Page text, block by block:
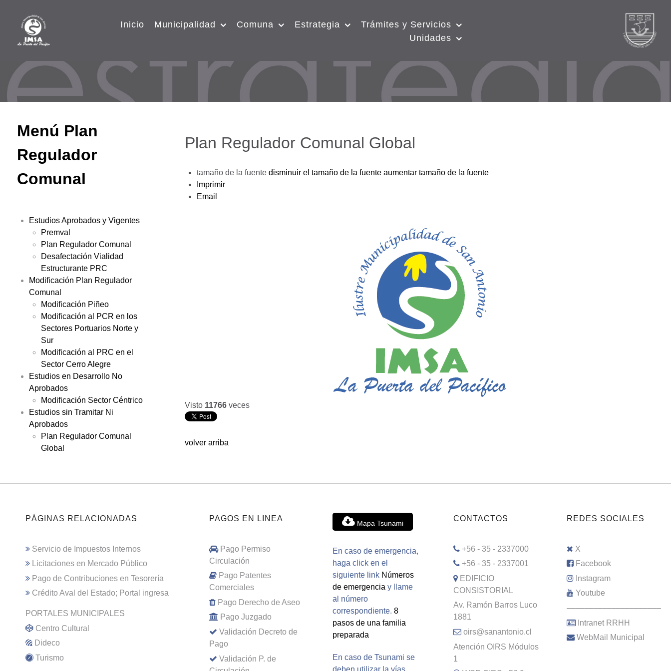
Inicio Municipalidad Comuna Estrategia
Trámites y Servicios
Unidades
Menú Plan
Regulador
Comunal
Estudios Aprobados y Vigentes
Premval
Plan Regulador Comunal
Desafectación Vialidad
Estructurante PRC
Modificación Plan Regulador
Comunal
Modificación Piñeo
Modificación al PCR en los
Sectores Portuarios Norte y
Sur
Modificación al PRC en el
Sector Cerro Alegre
Estudios en Desarrollo No
Aprobados
Modificación Sector Céntrico
Estudios sin Tramitar Ni
Aprobados
Plan Regulador Comunal
Global
Plan Regulador Comunal Global
tamaño de la fuente disminuir el tamaño de la fuente aumentar tamaño de la fuente
Imprimir
Email
Visto 11766 veces
volver arriba
PÁGINAS RELACIONADAS
Servicio de Impuestos Internos
Licitaciones en Mercado Público
Pago de Contribuciones en Tesorería
Crédito Aval del Estado; Portal ingresa
PORTALES MUNICIPALES
Centro Cultural
Dideco
Turismo
PAGOS EN LINEA
Pago Permiso
Circulación
Pago Patentes
Comerciales
Pago Derecho de Aseo
Pago Juzgado
Validación Decreto de
Pago
Validación P. de
Mapa Tsunami
En caso de emergencia,
haga click en el
siguiente link Números
de emergencia y llame
al número
correspondiente. 8
pasos de una familia
preparada
En caso de Tsunami se
deben utilizar la vías
CONTACTOS
+56 - 35 - 2337000
+56 - 35 - 2337001
EDIFICIO
CONSISTORIAL
Av. Ramón Barros Luco
1881
oirs@sanantonio.cl
Atención OIRS Módulos
1
REDES SOCIALES
X
Facebook
Instagram
Youtube
–––––––––––––––––––––
Intranet RRHH
WebMail Municipal